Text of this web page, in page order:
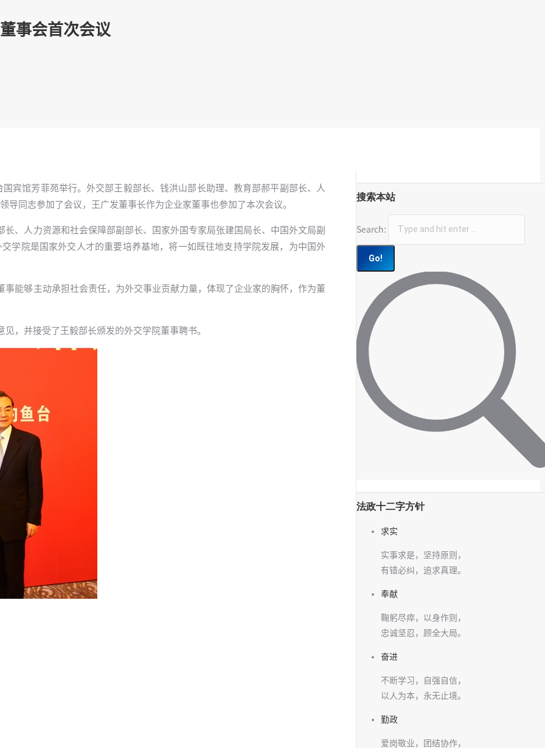
事会首次会议
宾馆芳菲苑举行。外交部王毅部长、钱洪山部长助理、教育部郝平副部长、人
导同志参加了会议，王广发董事长作为企业家董事也参加了本次会议。
人力资源和社会保障部副部长、国家外国专家局张建国局长、中国外文局副
学院是国家外交人才的重要培养基地，将一如既往地支持学院发展，为中国外
够主动承担社会责任，为外交事业贡献力量，体现了企业家的胸怀，作为董
并接受了王毅部长颁发的外交学院董事聘书。
搜索本站
Search:
法政十二字方针
求实
实事求是，坚持原则，
有错必纠，追求真理。
奉献
鞠躬尽瘁，以身作则，
忠诚坚忍，顾全大局。
奋进
不断学习，自强自信，
以人为本，永无止境。
勤政
爱岗敬业，团结协作，